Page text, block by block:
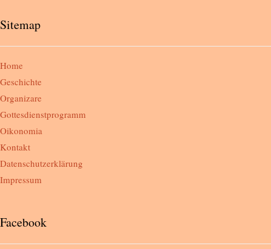
Sitemap
Home
Geschichte
Organizare
Gottesdienstprogramm
Oikonomia
Kontakt
Datenschutzerklärung
Impressum
Facebook